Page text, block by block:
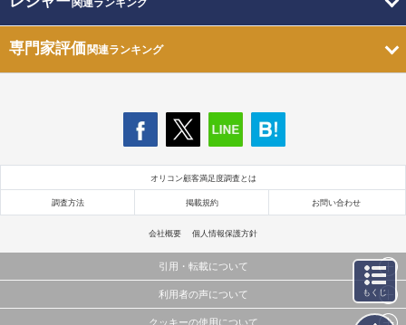
関連ランキング
専門家評価関連ランキング
オリコン顧客満足度調査とは
調査方法 掲載規約 お問い合わせ
会社概要 個人情報保護方針
引用・転載について
当サイトで公開されている情報（文字、写真、イラスト、画像データ等）及びこれらの配置・
利用者の声について
クッキーの使用について
もくじ